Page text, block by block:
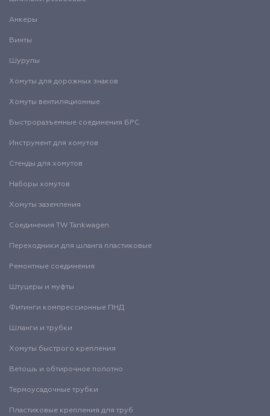
Анкеры
Винты
Шурупы
Хомуты для дорожных знаков
Хомуты вентиляционные
Быстроразъемные соединения БРС
Инструмент для хомутов
Стенды для хомутов
Наборы хомутов
Хомуты заземления
Соединения TW Tankwagen
Переходники для шланга пластиковые
Ремонтные соединения
Штуцеры и муфты
Фитинги компрессионные ПНД
Шланги и трубки
Хомуты быстрого крепления
Ветошь и обтирочное полотно
Термоусадочные трубки
Пластиковые крепления для труб